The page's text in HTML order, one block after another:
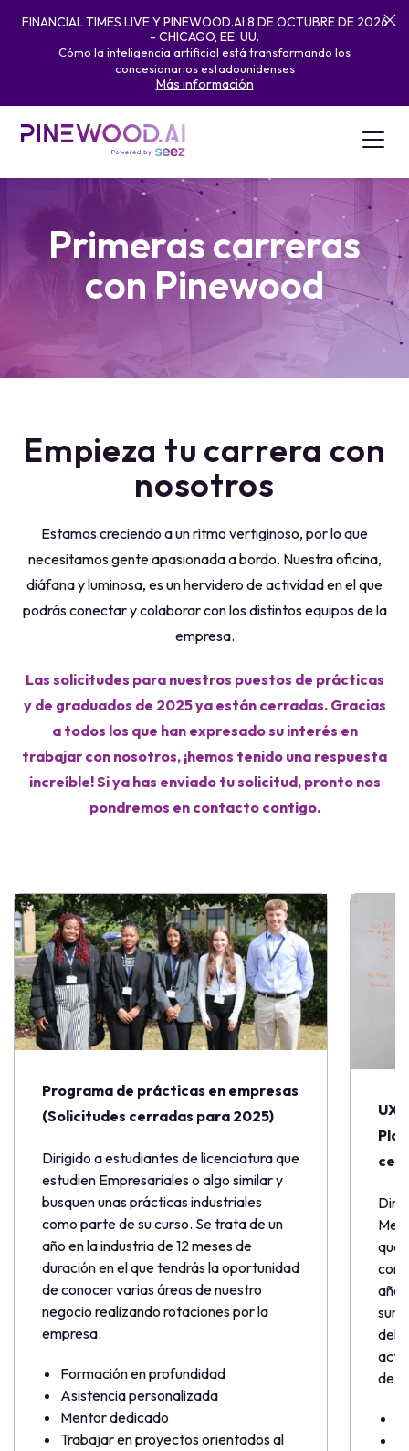
FINANCIAL TIMES LIVE Y PINEWOOD.AI 8 DE OCTUBRE DE 2026
- CHICAGO, EE. UU.
Cómo la inteligencia artificial está transformando los
concesionarios estadounidenses
Más información
Primeras carreras
con Pinewood
Empieza tu carrera con
nosotros
Estamos creciendo a un ritmo vertiginoso, por lo que
necesitamos gente apasionada a bordo. Nuestra oficina,
diáfana y luminosa, es un hervidero de actividad en el que
podrás conectar y colaborar con los distintos equipos de la
empresa.
Las solicitudes para nuestros puestos de prácticas
y de graduados de 2025 ya están cerradas. Gracias
a todos los que han expresado su interés en
trabajar con nosotros, ¡hemos tenido una respuesta
increíble! Si ya has enviado tu solicitud, pronto nos
pondremos en contacto contigo.
Programa de prácticas en empresas
(Solicitudes cerradas para 2025)
Dirigido a estudiantes de licenciatura que
estudien Empresariales o algo similar y
busquen unas prácticas industriales
como parte de su curso. Se trata de un
año en la industria de 12 meses de
duración en el que tendrás la oportunidad
de conocer varias áreas de nuestro
negocio realizando rotaciones por la
empresa.
Formación en profundidad
Asistencia personalizada
Mentor dedicado
Trabajar en proyectos orientados al
UX
que
año
del
de